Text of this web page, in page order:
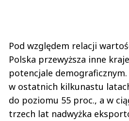
Pod względem relacji
Polska przewyższa inne
potencjale demograficznym.
w ostatnich kilkunastu
do poziomu 55 proc., a w
trzech lat nadwyżka